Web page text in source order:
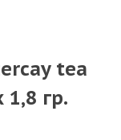
tea
гр.